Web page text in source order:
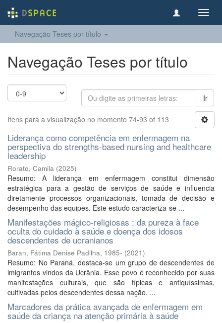
Navegação Teses por título
Navegação Teses por título
Ir
Itens para a visualização no momento 74-93 of 113
Liderança como competência em enfermagem na
perspectiva do strengths-based nursing and healthcare
leadership
Rorato, Camila (2025)
Resumo: A liderança em enfermagem constitui dimensão
estratégica para a gestão de serviços de saúde e influencia
diretamente processos organizacionais, tomada de decisão e
desempenho das equipes. Este estudo caracteriza-se ...
Manifestações mágico-religiosas : da pureza à face
oculta do cuidado à saúde e doença dos idosos
descendentes de ucranianos
Baran, Fátima Denise Padilha, 1985- (2021)
Resumo: No Paraná, destaca-se um grupo de descendentes de
imigrantes vindos da Ucrânia. Esse povo é reconhecido por suas
manifestações culturais, que são típicas e antiquíssimas,
cultivadas pelos descendentes dessa nação. ...
Marcadores da prática avançada de enfermagem em
saúde da criança na atenção primária à saúde